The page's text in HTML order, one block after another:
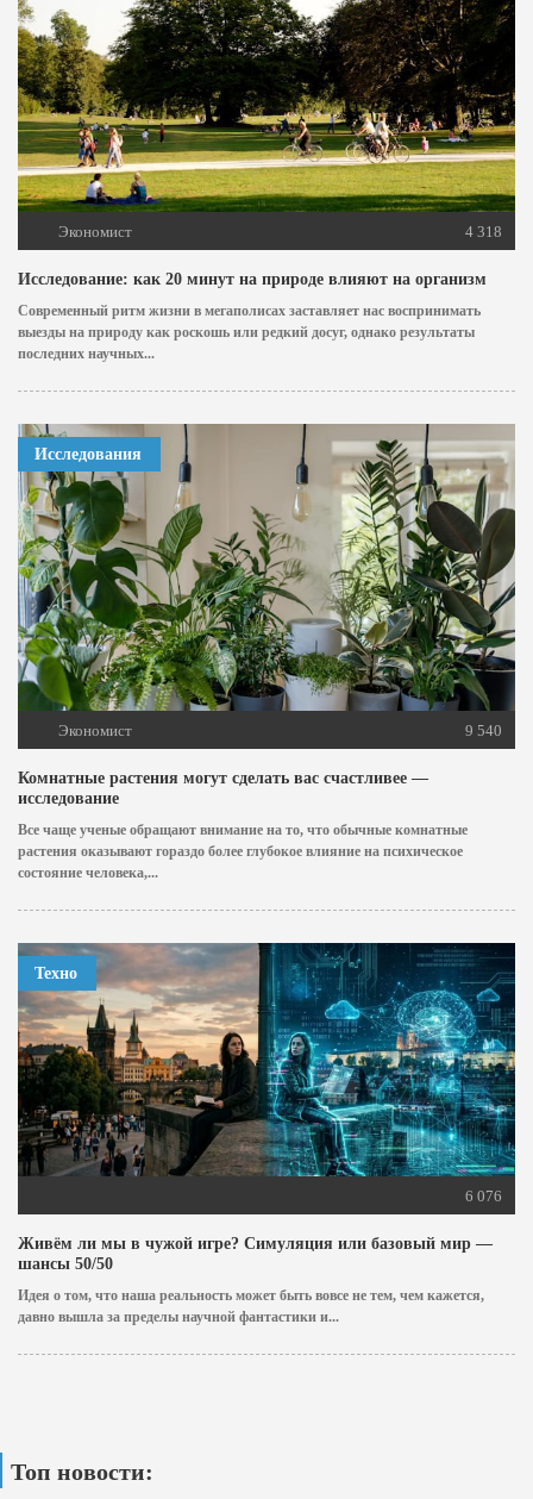
Экономист 4 318
Исследование: как 20 минут на природе влияют на организм
Современный ритм жизни в мегаполисах заставляет нас воспринимать
выезды на природу как роскошь или редкий досуг, однако результаты
последних научных...
Исследования
Экономист 9 540
Комнатные растения могут сделать вас счастливее —
исследование
Все чаще ученые обращают внимание на то, что обычные комнатные
растения оказывают гораздо более глубокое влияние на психическое
состояние человека,...
Техно
6 076
Живём ли мы в чужой игре? Симуляция или базовый мир —
шансы 50/50
Идея о том, что наша реальность может быть вовсе не тем, чем кажется,
давно вышла за пределы научной фантастики и...
Топ новости: